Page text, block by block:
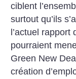
ciblent
surtout qu’ils
l’actuel
pourraient
Green New
création